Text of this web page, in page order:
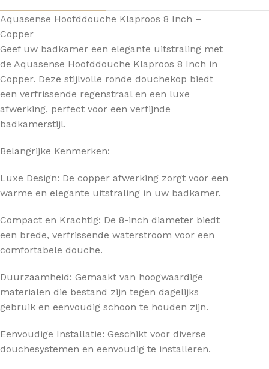
Aquasense Hoofddouche Klaproos 8 Inch –
Copper
Geef uw badkamer een elegante uitstraling met
de Aquasense Hoofddouche Klaproos 8 Inch in
Copper. Deze stijlvolle ronde douchekop biedt
een verfrissende regenstraal en een luxe
afwerking, perfect voor een verfijnde
badkamerstijl.
Belangrijke Kenmerken:
Luxe Design: De copper afwerking zorgt voor een
warme en elegante uitstraling in uw badkamer.
Compact en Krachtig: De 8-inch diameter biedt
een brede, verfrissende waterstroom voor een
comfortabele douche.
Duurzaamheid: Gemaakt van hoogwaardige
materialen die bestand zijn tegen dagelijks
gebruik en eenvoudig schoon te houden zijn.
Eenvoudige Installatie: Geschikt voor diverse
douchesystemen en eenvoudig te installeren.